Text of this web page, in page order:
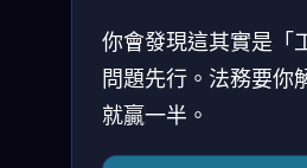
你會發現這其實是「
問題先行。法務要你
就贏一半。